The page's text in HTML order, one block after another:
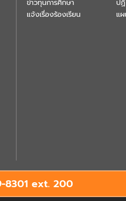
ข่าวทุนการศึกษา
แจ้งเรื่องร้องเรียน
ป
แ
8301 ext. 200